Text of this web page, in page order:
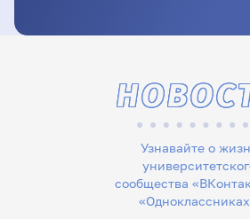
Узнавайте о
сообщества